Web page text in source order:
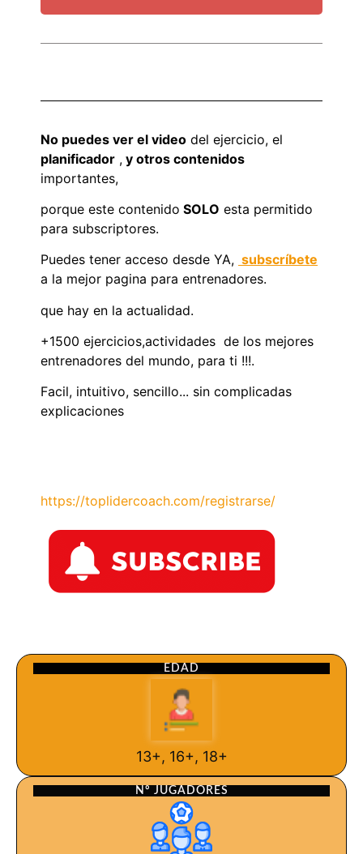
No puedes ver el video del ejercicio, el
planificador , y otros contenidos
importantes,
porque este contenido SOLO esta permitido
para subscriptores.
Puedes tener acceso desde YA, subscríbete
a la mejor pagina para entrenadores.
que hay en la actualidad.
+1500 ejercicios,actividades de los mejores
entrenadores del mundo, para ti !!!.
Facil, intuitivo, sencillo... sin complicadas
explicaciones
https://toplidercoach.com/registrarse/
EDAD
13+, 16+, 18+
Nº JUGADORES